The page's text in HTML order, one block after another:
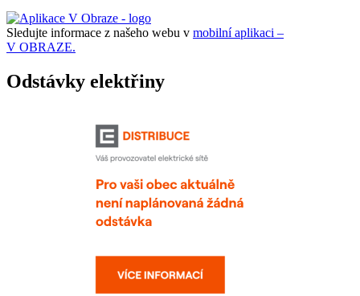
Sledujte informace z našeho webu v mobilní aplikaci –
V OBRAZE.
Odstávky elektřiny